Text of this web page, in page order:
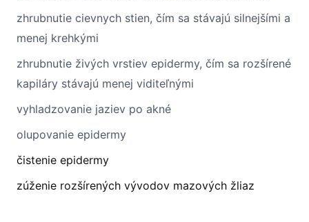
zhrubnutie cievnych stien, čím sa stávajú silnejšími a
menej krehkými
zhrubnutie živých vrstiev epidermy, čím sa rozšírené
kapiláry stávajú menej viditeľnými
vyhladzovanie jaziev po akné
olupovanie epidermy
čistenie epidermy
zúženie rozšírených vývodov mazových žliaz